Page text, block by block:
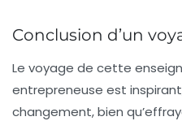
Conclusion d’un
Le voyage de cette
entrepreneuse est
changement, bien